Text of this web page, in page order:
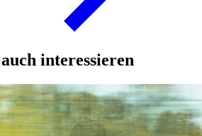
interessieren